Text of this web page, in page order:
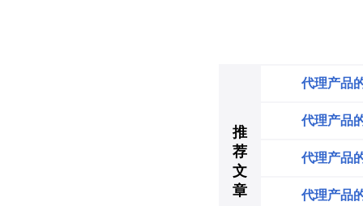
推
荐
文
章
代理产品
代理产品
代理产品
代理产品